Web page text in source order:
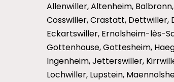
Allenwiller, Altenheim,
Cosswiller, Crastatt, Dettwiller,
Eckartswiller, Ernolsheim-lès-
Gottenhouse, Gottesheim,
Ingenheim, Jetterswiller,
Lochwiller, Lupstein,